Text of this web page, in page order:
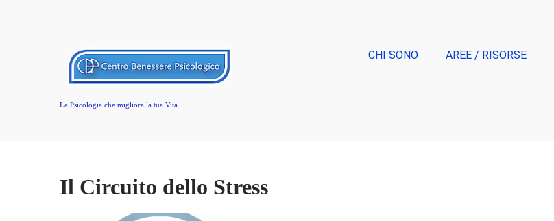
La Psicologia che migliora la tua Vita
CHI SONO AREE / RISORSE
Il Circuito dello Stress